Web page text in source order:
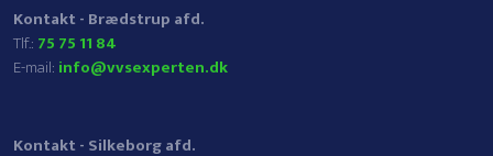
Kontakt - Brædstrup afd.
​Tlf.: 75 75 11 84
E-mail: info@vvsexperten.dk
Kontakt - Silkeborg afd.